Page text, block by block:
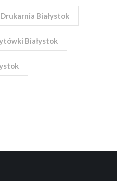
Drukarnia Białystok
Białystok